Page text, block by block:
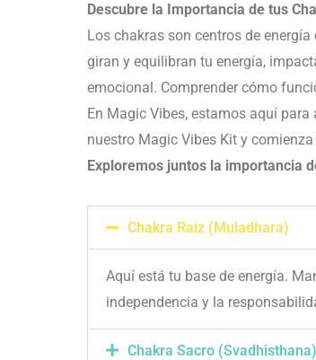
Descubre la Importancia de tus
Los chakras son centros de
giran y equilibran tu energía,
emocional. Comprender cómo
En Magic Vibes, estamos aquí
nuestro Magic Vibes Kit y
Exploremos juntos la importancia
Chakra Raíz (Muladhara)
Aquí está tu base de energía.
independencia y la
Chakra Sacro (Svadhisthana)